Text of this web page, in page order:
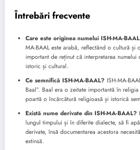
Întrebări frecvente
Care este originea numelui ISH-MA-
MA-BAAL este arabă, reflectând o cultură și
important de reținut că interpretarea
istoric și cultural.
Ce semnifică ISH-MA-BAAL? ISH-MA-
Baal”. Baal era o zeitate importantă în
poartă o încărcătură religioasă și istorică
Există nume derivate din ISH-MA-BAAL?
lungul timpului și în diferite dialecte, să fi
derivate, însă documentarea acestora
extinsă.